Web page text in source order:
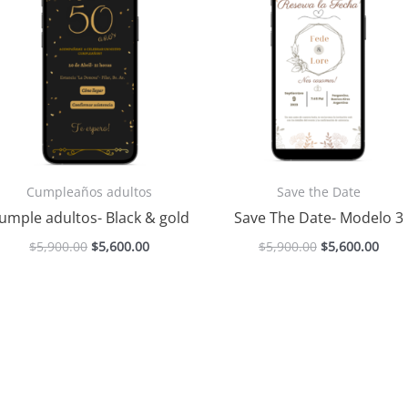
Cumpleaños adultos
adultos- Black & gold
$5,900.00
era:
$5,900.00.
$5,600.00
Save the Date
Save The Date- Modelo 3
$5,900.00
era:
$5,900.00.
$5,600.00